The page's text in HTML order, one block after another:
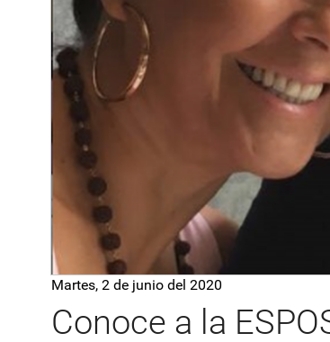
Martes, 2 de junio del 2020
Conoce a la